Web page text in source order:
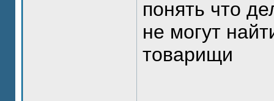
понять что
не могут
товарищи